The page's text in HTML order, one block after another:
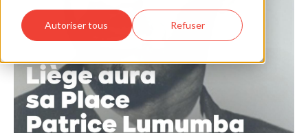
Autoriser tous Refuser